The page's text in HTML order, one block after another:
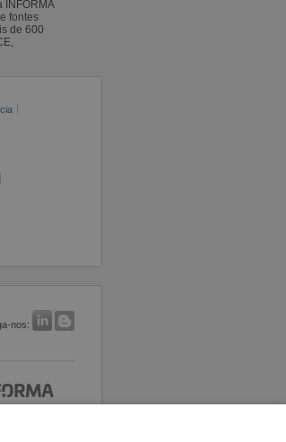
INFORMA
fontes
de 600
nos: